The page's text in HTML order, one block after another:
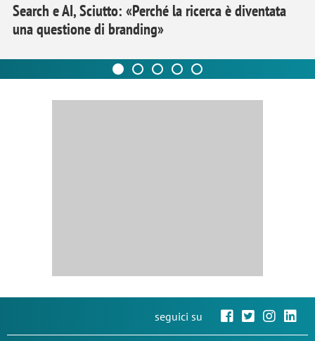
Search e AI, Sciutto: «Perché la ricerca è diventata
una questione di branding»
seguici su